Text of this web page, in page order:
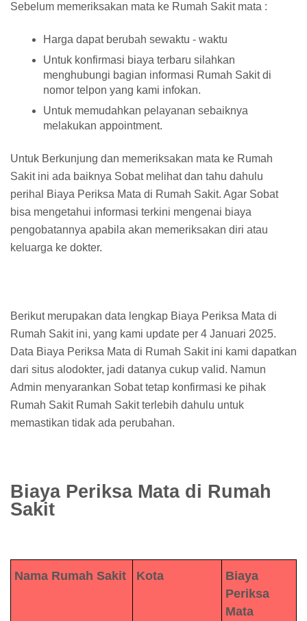
Sebelum memeriksakan mata ke Rumah Sakit mata :
Harga dapat berubah sewaktu - waktu
Untuk konfirmasi biaya terbaru silahkan
menghubungi bagian informasi Rumah Sakit di
nomor telpon yang kami infokan.
Untuk memudahkan pelayanan sebaiknya
melakukan appointment.
Untuk Berkunjung dan memeriksakan mata ke Rumah
Sakit ini ada baiknya Sobat melihat dan tahu dahulu
perihal Biaya Periksa Mata di Rumah Sakit. Agar Sobat
bisa mengetahui informasi terkini mengenai biaya
pengobatannya apabila akan memeriksakan diri atau
keluarga ke dokter.
Berikut merupakan data lengkap Biaya Periksa Mata di
Rumah Sakit ini, yang kami update per 4 Januari 2025.
Data Biaya Periksa Mata di Rumah Sakit ini kami dapatkan
dari situs alodokter, jadi datanya cukup valid. Namun
Admin menyarankan Sobat tetap konfirmasi ke pihak
Rumah Sakit Rumah Sakit terlebih dahulu untuk
memastikan tidak ada perubahan.
Biaya Periksa Mata di Rumah
Sakit
Nama Rumah Sakit Kota
Biaya
Periksa
Mata